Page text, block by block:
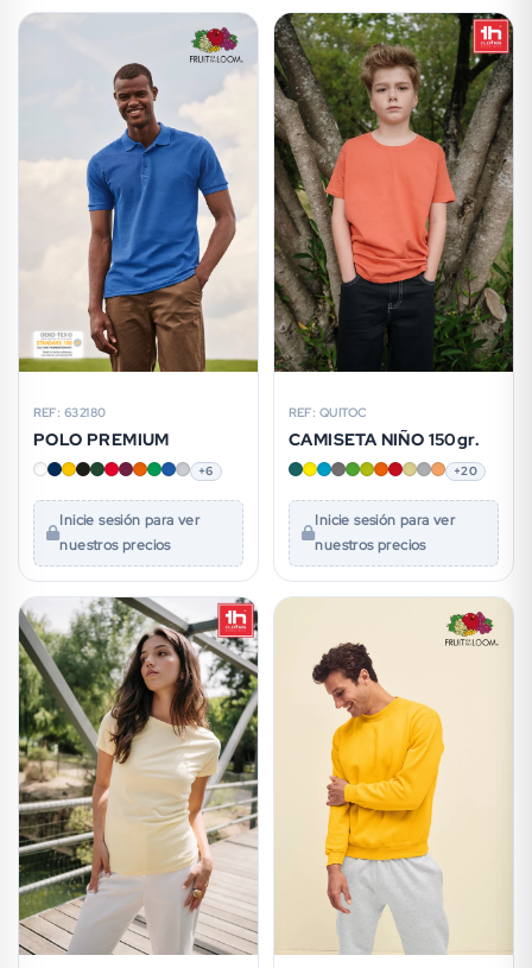
REF: 632180
POLO PREMIUM
+6
Inicie sesión para ver
nuestros precios
REF: QUITOC
CAMISETA NIÑO 150gr.
+20
Inicie sesión para ver
nuestros precios